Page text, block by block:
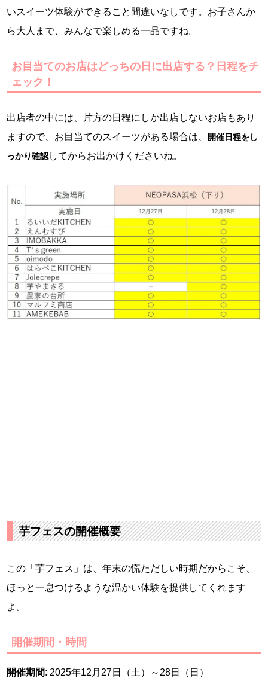
いスイーツ体験ができること間違いなしです。お子さんか
ら大人まで、みんなで楽しめる一品ですね。
お目当てのお店はどっちの日に出店する？日程をチ
ェック！
出店者の中には、片方の日程にしか出店しないお店もあり
ますので、お目当てのスイーツがある場合は、
開催日程をし
っかり確認してからお出かけくださいね。
芋フェスの開催概要
この「芋フェス」は、年末の慌ただしい時期だからこそ、
ほっと一息つけるような温かい体験を提供してくれます
よ。
開催期間・時間
開催期間: 2025年12月27日（土）～28日（日）